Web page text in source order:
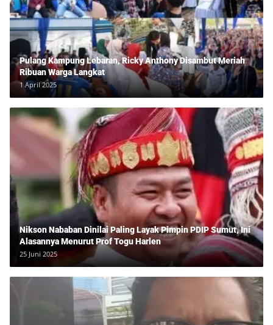
Pulang Kampung Lebaran, Ricky Anthony Disambut Meriah
Ribuan Warga Langkat
1 April 2025
Nikson Nababan Dinilai Paling Layak Pimpin PDIP Sumut, Ini
Alasannya Menurut Prof Togu Harlen
25 Juni 2025